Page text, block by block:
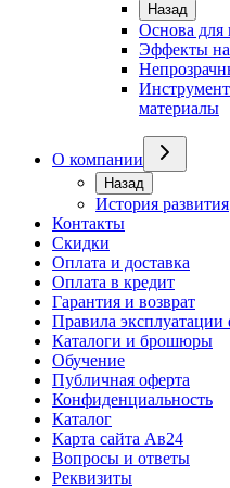
Назад
Основа для
Эффекты на
материалы
О компании
Назад
История развития
Контакты
Скидки
Оплата и доставка
Оплата в кредит
Гарантия и возврат
Правила эксплуатации
Каталоги и брошюры
Обучение
Публичная оферта
Конфиденциальность
Каталог
Карта сайта Ав24
Вопросы и ответы
Реквизиты